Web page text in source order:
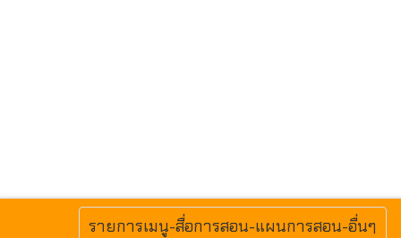
MENU
รายการเมนู-สื่อการสอน-แผนการสอน-อื่นๆ